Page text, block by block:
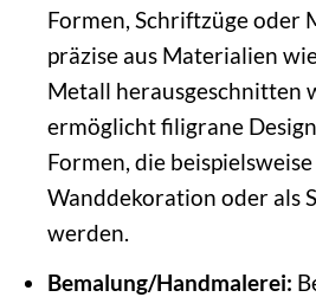
Formen, Schriftzüge oder
präzise aus Materialien
Metall herausgeschnitten
ermöglicht filigrane
Formen, die beispielsweise
Wanddekoration oder als
werden.
Bemalung/Handmalerei: